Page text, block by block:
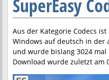
SuperEasy
Aus der Kategorie Codecs
Windows auf deutsch in der
und wurde bislang 3024
Download wurde zuletzt am